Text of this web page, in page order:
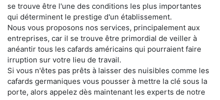
se trouve être l'une des conditions les plus importantes
qui déterminent le prestige d'un établissement.
Nous vous proposons nos services, principalement aux
entreprises, car il se trouve être primordial de veiller à
anéantir tous les cafards américains qui pourraient faire
irruption sur votre lieu de travail.
Si vous n'êtes pas prêts à laisser des nuisibles comme les
cafards germaniques vous pousser à mettre la clé sous la
porte, alors appelez dès maintenant les experts de notre